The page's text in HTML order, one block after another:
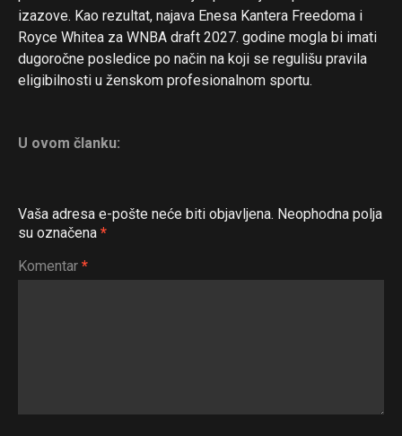
izazove. Kao rezultat, najava Enesa Kantera Freedoma i
Royce Whitea za WNBA draft 2027. godine mogla bi imati
dugoročne posledice po način na koji se regulišu pravila
eligibilnosti u ženskom profesionalnom sportu.
U ovom članku:
Vaša adresa e-pošte neće biti objavljena. Neophodna polja
su označena *
Komentar *